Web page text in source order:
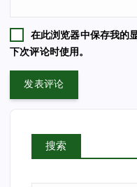
在此浏览器中保存我的
下次评论时使用。
搜索